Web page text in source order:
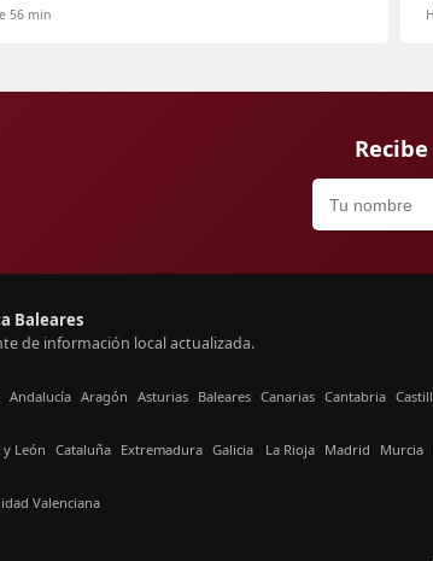
56 min
Baleares
de información local actualizada.
Andalucía Aragón Asturias Baleares Canarias Cantabria
y León Cataluña Extremadura Galicia La Rioja Madrid Murcia
Valenciana